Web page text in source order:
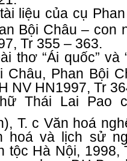
liệu của cụ
Bội Châu – con
Tr 355 – 363.
thơ “Ái quốc” và
Châu, Phan Bội
NV HN1997, Tr
Thái Lai Pao
T. c Văn hoá
hoá và lịch sử
tộc Hà Nội, 1998,